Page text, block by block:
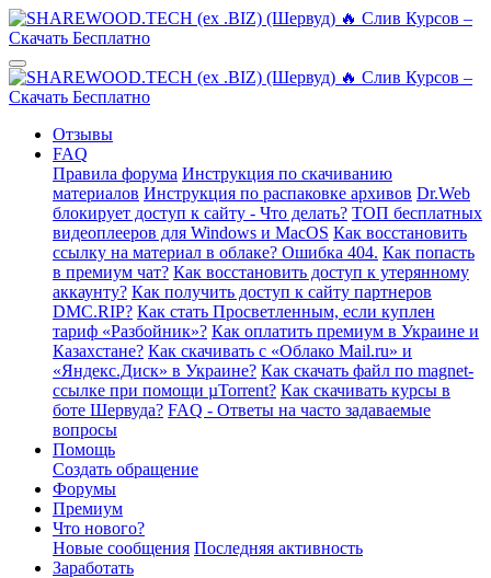
Отзывы
FAQ
Правила форума Инструкция по скачиванию
материалов Инструкция по распаковке архивов Dr.Web
блокирует доступ к сайту - Что делать? ТОП бесплатных
видеоплееров для Windows и MacOS Как восстановить
ссылку на материал в облаке? Ошибка 404. Как попасть
в премиум чат? Как восстановить доступ к утерянному
аккаунту? Как получить доступ к сайту партнеров
DMC.RIP? Как стать Просветленным, если куплен
тариф «Разбойник»? Как оплатить премиум в Украине и
Казахстане? Как скачивать с «Облако Mail.ru» и
«Яндекс.Диск» в Украине? Как скачать файл по magnet-
ссылке при помощи µTorrent? Как скачивать курсы в
боте Шервуда? FAQ - Ответы на часто задаваемые
вопросы
Помощь
Создать обращение
Форумы
Премиум
Что нового?
Новые сообщения Последняя активность
Заработать